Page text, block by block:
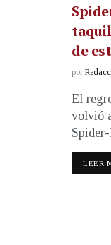
de
por
El
volvió
LEER